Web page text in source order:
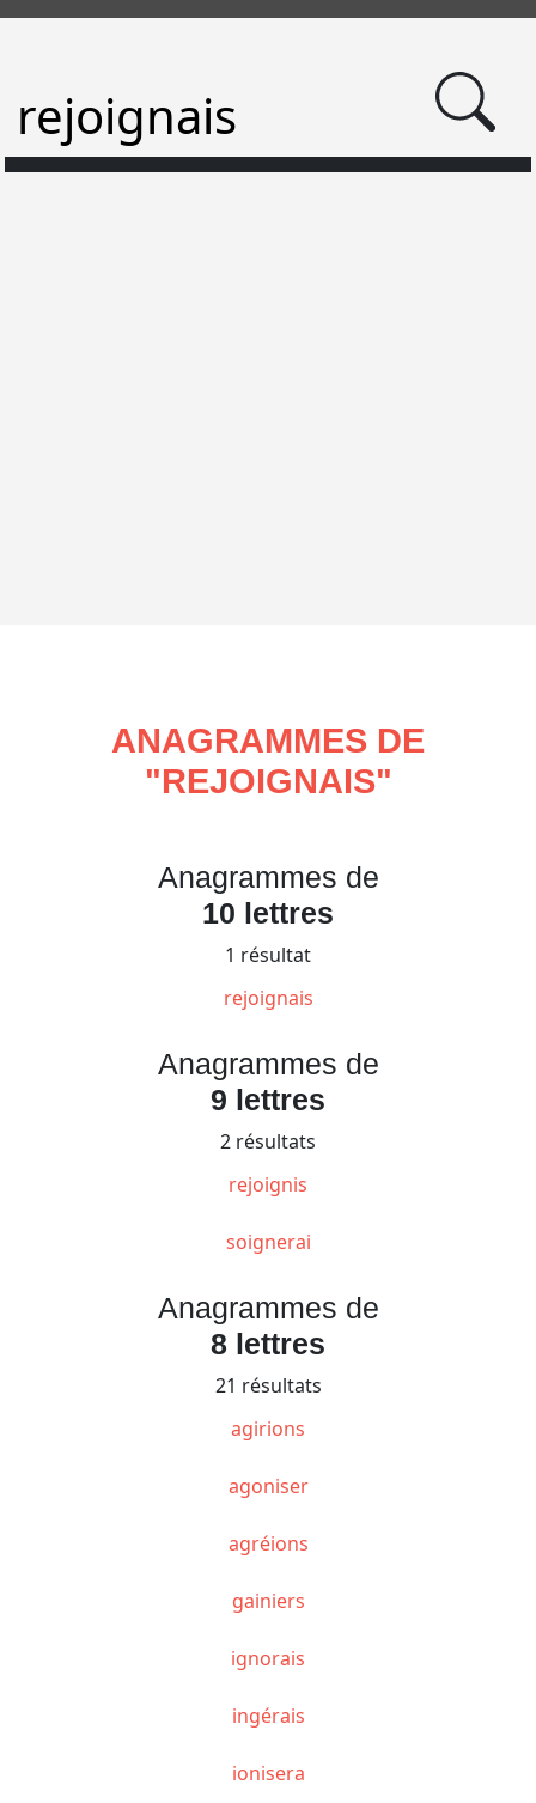
ANAGRAMMES DE
"REJOIGNAIS"
Anagrammes de
10 lettres
1 résultat
rejoignais
Anagrammes de
9 lettres
2 résultats
rejoignis
soignerai
Anagrammes de
8 lettres
21 résultats
agirions
agoniser
agréions
gainiers
ignorais
ingérais
ionisera